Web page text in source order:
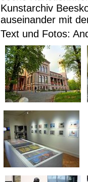
Kunstarchiv
auseinander mit
Text und Fotos: